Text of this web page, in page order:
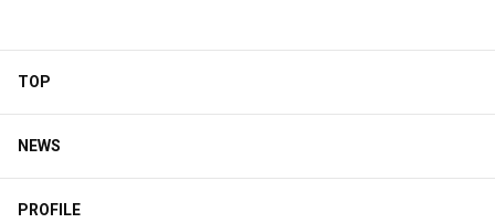
TOP
NEWS
PROFILE